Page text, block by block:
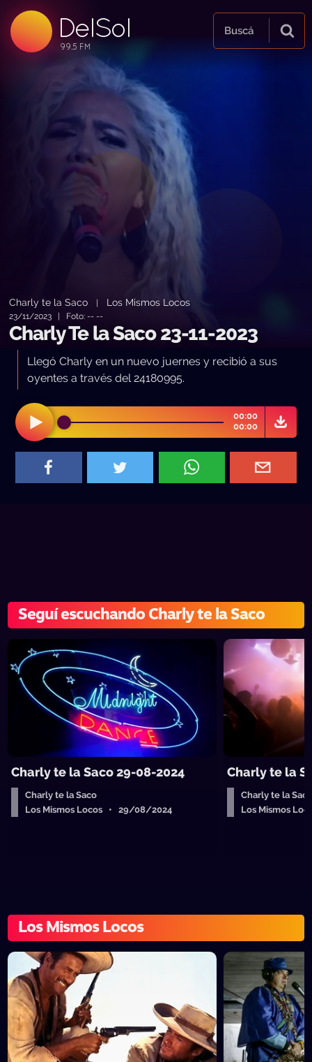
DelSol
99.5 FM
99.5 FM
99.5 FM
Buscá
Charly te la Saco Los Mismos Locos
23/11/2023 | Foto: -- --
Charly Te la Saco 23-11-2023
Llegó Charly en un nuevo juernes y recibió a sus
oyentes a través del 24180995.
00:00
00:00
Seguí escuchando Charly te la Saco
Charly te la Saco 29-08-2024
Charly te la Saco
Los Mismos Locos • 29/08/2024
Charly te la
Charly te la
Los Mismos
Los Mismos Locos